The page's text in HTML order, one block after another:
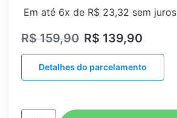
R$159,90 R$ 139,90
Em até 6x de R$ 23,32 sem juros
Detalhes do parcelamento